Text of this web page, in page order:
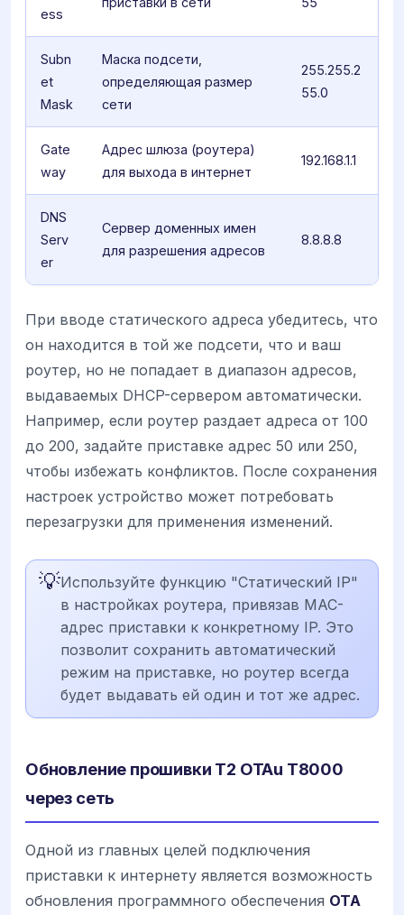
ess
Subn
et
Mask
Маска подсети,
определяющая размер
сети
255.255.2
55.0
Gate
way
Адрес шлюза (роутера)
для выхода в интернет
192.168.1.1
DNS
Serv
er
Сервер доменных имен
для разрешения адресов
8.8.8.8
При вводе статического адреса убедитесь, что
он находится в той же подсети, что и ваш
роутер, но не попадает в диапазон адресов,
выдаваемых DHCP-сервером автоматически.
Например, если роутер раздает адреса от 100
до 200, задайте приставке адрес 50 или 250,
чтобы избежать конфликтов. После сохранения
настроек устройство может потребовать
перезагрузки для применения изменений.
💡Используйте функцию "Статический IP"
в настройках роутера, привязав MAC-
адрес приставки к конкретному IP. Это
позволит сохранить автоматический
режим на приставке, но роутер всегда
будет выдавать ей один и тот же адрес.
Обновление прошивки T2 OTAu T8000
через сеть
Одной из главных целей подключения
приставки к интернету является возможность
обновления программного обеспечения OTA